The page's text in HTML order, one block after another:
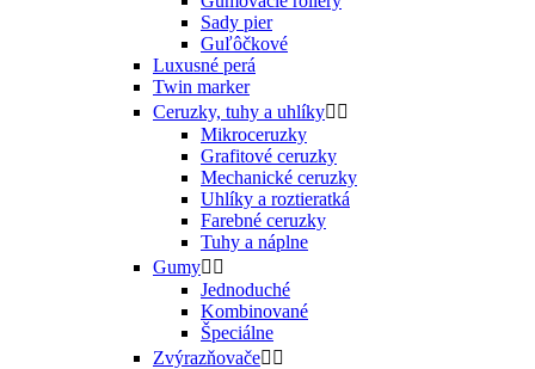
Sady pier
Guľôčkové
Luxusné perá
Twin marker
Ceruzky, tuhy a uhlíky 
Mikroceruzky
Grafitové ceruzky
Mechanické ceruzky
Uhlíky a roztieratká
Farebné ceruzky
Tuhy a náplne
Gumy 
Jednoduché
Kombinované
Špeciálne
Zvýrazňovače 